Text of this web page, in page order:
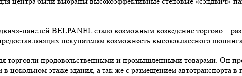
панелей BELPANEL стало возможным возведение торгово –
покупателям возможность высококлассного
торговли продовольственными и промышленными товарами. Он
в цокольном этаже здания, а так же с размещением